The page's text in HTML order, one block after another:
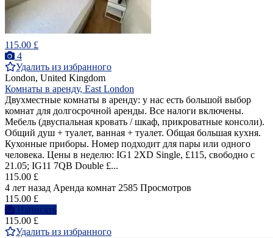
115.00 £
4
Удалить из избранного
London, United Kingdom
Комнаты в аренду, East London
Двухместные комнаты в аренду: у нас есть большой выбор
комнат для долгосрочной аренды. Все налоги включены.
Мебель (двуспальная кровать / шкаф, прикроватные консоли).
Общий душ + туалет, ванная + туалет. Общая большая кухня.
Кухонные приборы. Номер подходит для пары или одного
человека. Цены в неделю: IG1 2XD Single, £115, свободно с
21.05; IG11 7QB Double £...
115.00 £
4 лет назад Аренда комнат 2585 Просмотров
115.00 £
Написать
115.00 £
Удалить из избранного